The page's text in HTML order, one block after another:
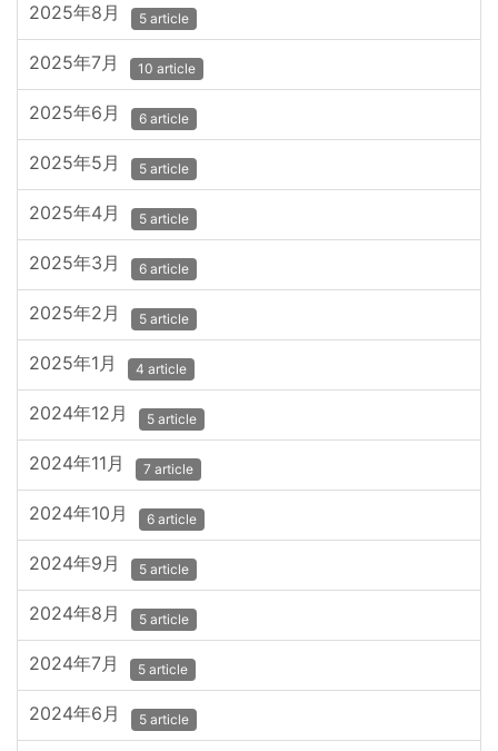
2025年8月 5 article
2025年7月 10 article
2025年6月 6 article
2025年5月 5 article
2025年4月 5 article
2025年3月 6 article
2025年2月 5 article
2025年1月 4 article
2024年12月 5 article
2024年11月 7 article
2024年10月 6 article
2024年9月 5 article
2024年8月 5 article
2024年7月 5 article
2024年6月 5 article